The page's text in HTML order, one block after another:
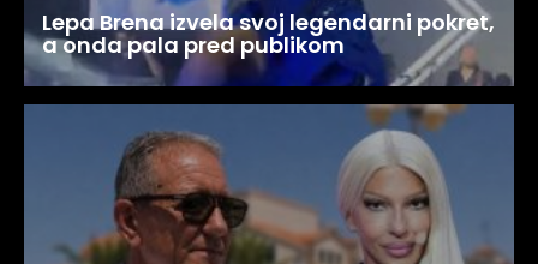
Lepa Brena izvela svoj legendarni pokret,
a onda pala pred publikom